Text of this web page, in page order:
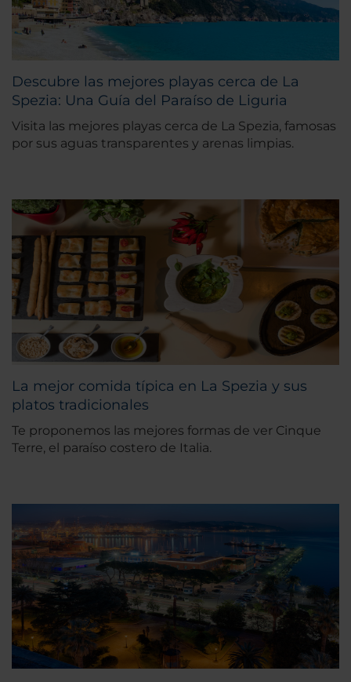
Descubre las mejores playas cerca de La
Spezia: Una Guía del Paraíso de Liguria
Visita las mejores playas cerca de La Spezia, famosas
por sus aguas transparentes y arenas limpias.
La mejor comida típica en La Spezia y sus
platos tradicionales
Te proponemos las mejores formas de ver Cinque
Terre, el paraíso costero de Italia.